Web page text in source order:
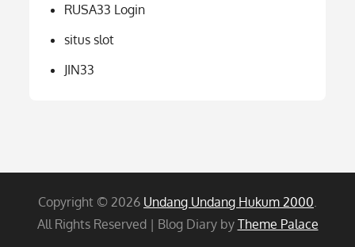
RUSA33 Login
situs slot
JIN33
Copyright © 2026 Undang Undang Hukum 2000.
All Rights Reserved | Blog Diary by Theme Palace